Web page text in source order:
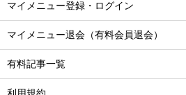
マイメニュー登録・ログイン
マイメニュー退会（有料会員退会）
有料記事一覧